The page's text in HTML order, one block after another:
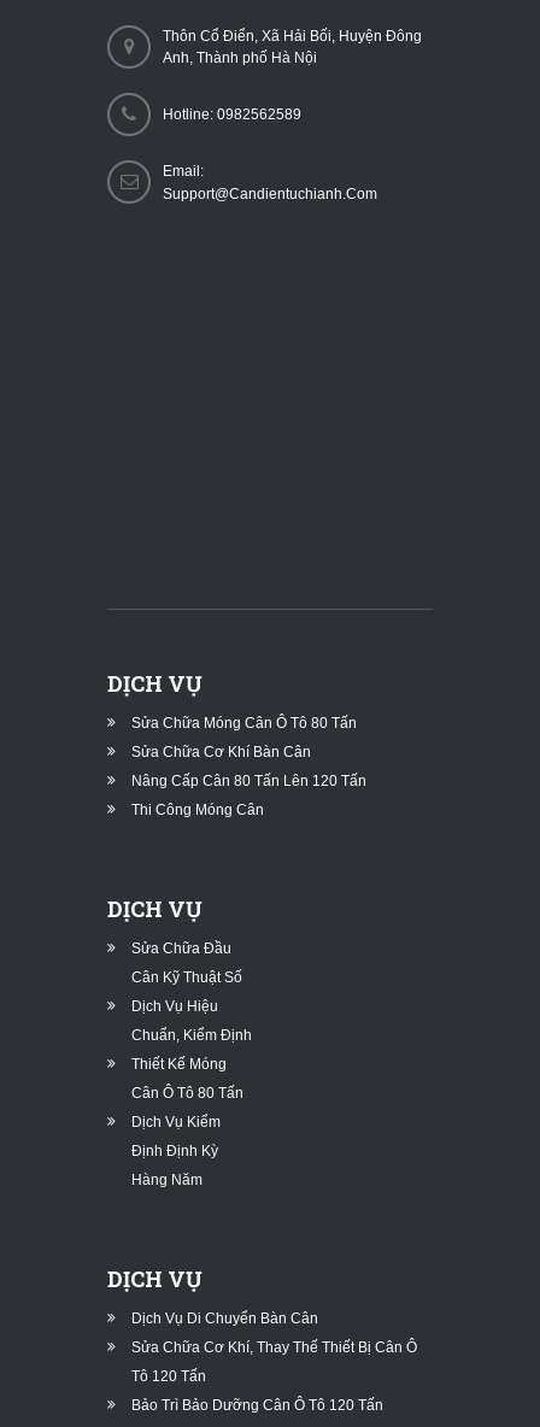
Thôn Cổ Điển, Xã Hải Bối, Huyện Đông
Anh, Thành phố Hà Nội
Hotline: 0982562589
Email:
Support@candientuchianh.com
DỊCH VỤ
Sửa Chữa Móng Cân Ô Tô 80 Tấn
Sửa Chữa Cơ Khí Bàn Cân
Nâng Cấp Cân 80 Tấn Lên 120 Tấn
Thi Công Móng Cân
DỊCH VỤ
Sửa Chữa Đầu
Cân Kỹ Thuật Số
Dịch Vụ Hiệu
Chuẩn, Kiểm Định
Thiết Kế Móng
Cân Ô Tô 80 Tấn
Dịch Vụ Kiểm
Định Định Kỳ
Hàng Năm
DỊCH VỤ
Dịch Vụ Di Chuyển Bàn Cân
Sửa Chữa Cơ Khí, Thay Thế Thiết Bị Cân Ô
Tô 120 Tấn
Bảo Trì Bảo Dưỡng Cân Ô Tô 120 Tấn